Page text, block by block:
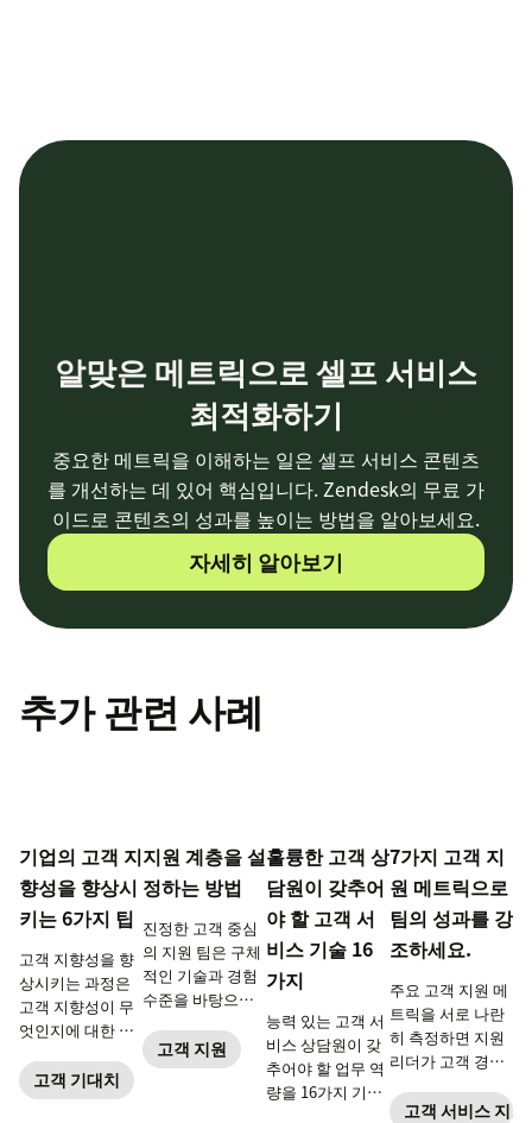
알맞은 메트릭으로 셀프 서비스
최적화하기
중요한 메트릭을 이해하는 일은 셀프 서비스 콘텐츠
를 개선하는 데 있어 핵심입니다. Zendesk의 무료 가
이드로 콘텐츠의 성과를 높이는 방법을 알아보세요.
자세히 알아보기
추가 관련 사례
기업의 고객 지
향성을 향상시
키는 6가지 팁
고객 지향성을 향
상시키는 과정은
고객 지향성이 무
엇인지에 대한 이
효율적인 고객 지
향 전략을 구축하
고객 기대치
지원 계층을 설
정하는 방법
진정한 고객 중심
의 지원 팀은 구체
적인 기술과 경험
수준을 바탕으로
구성됩니다.
고객 지원
훌륭한 고객 상
담원이 갖추어
야 할 고객 서
비스 기술 16
가지
능력 있는 고객 서
비스 상담원이 갖
추어야 할 업무 역
량을 16가지 기술
7가지 고객 지
원 메트릭으로
팀의 성과를 강
조하세요.
주요 고객 지원 메
트릭을 서로 나란
히 측정하면 지원
리더가 고객 경험
인할 수 있습니다.
고객 서비스 지표